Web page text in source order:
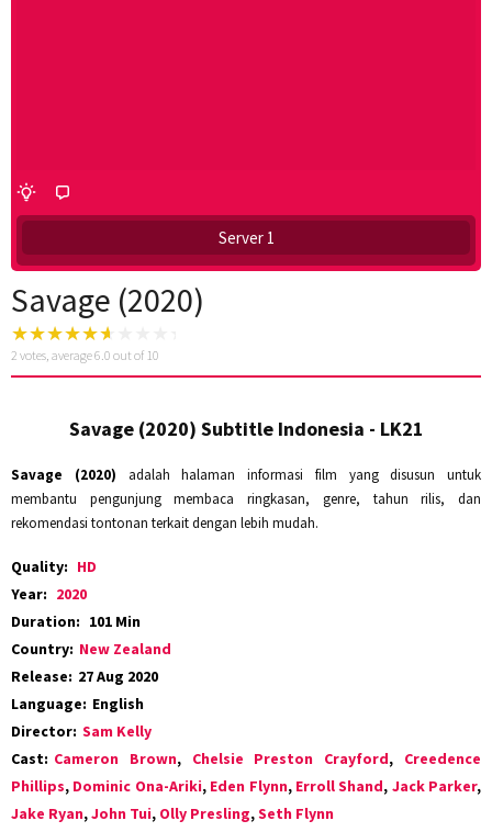
Server 1
Savage (2020)
2 votes, average6.0 out of 10
Savage (2020) Subtitle Indonesia - LK21
Savage (2020) adalah halaman informasi film yang disusun untuk
membantu pengunjung membaca ringkasan, genre, tahun rilis, dan
rekomendasi tontonan terkait dengan lebih mudah.
Quality: HD
Year: 2020
Duration: 101 Min
Country: New Zealand
Release: 27 Aug 2020
Language: English
Director: Sam Kelly
Cast: Cameron Brown, Chelsie Preston Crayford, Creedence
Phillips, Dominic Ona-Ariki, Eden Flynn, Erroll Shand, Jack Parker,
Jake Ryan,John Tui, Olly Presling,Seth Flynn